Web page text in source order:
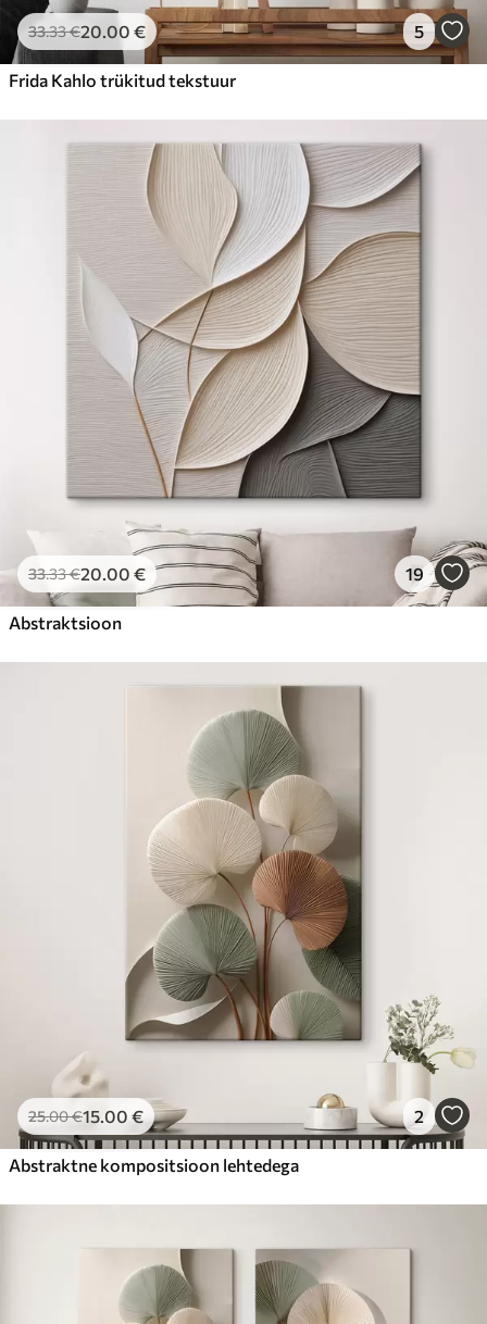
33.33€20.00 € 5
Frida Kahlo trükitud tekstuur
33.33€20.00 € 19
Abstraktsioon
25.00€15.00 € 2
Abstraktne kompositsioon lehtedega